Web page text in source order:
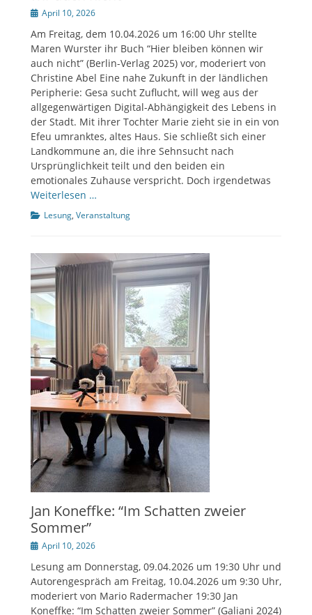
Veröffentlicht
April 10, 2026
Am Freitag, dem 10.04.2026 um 16:00 Uhr stellte
Maren Wurster ihr Buch “Hier bleiben können wir
auch nicht” (Berlin-Verlag 2025) vor, moderiert von
Christine Abel Eine nahe Zukunft in der ländlichen
Peripherie: Gesa sucht Zuflucht, will weg aus der
allgegenwärtigen Digital-Abhängigkeit des Lebens in
der Stadt. Mit ihrer Tochter Marie zieht sie in ein von
Efeu umranktes, altes Haus. Sie schließt sich einer
Landkommune an, die ihre Sehnsucht nach
Ursprünglichkeit teilt und den beiden ein
emotionales Zuhause verspricht. Doch irgendetwas
Weiterlesen …
Kategorien
Lesung, Veranstaltung
Jan Koneffke: “Im Schatten zweier
Sommer”
Veröffentlicht
April 10, 2026
Lesung am Donnerstag, 09.04.2026 um 19:30 Uhr und
Autorengespräch am Freitag, 10.04.2026 um 9:30 Uhr,
moderiert von Mario Radermacher 19:30 Jan
Koneffke: “Im Schatten zweier Sommer” (Galiani 2024)